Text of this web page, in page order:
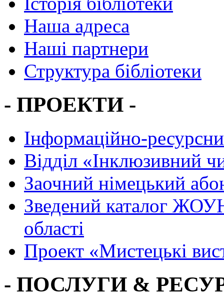
Наша адреса
Наші партнери
Структура бібліотеки
- ПРОЕКТИ -
Інформаційно-
Вiддiл «Інклюзивний
Заочний німецький
Зведений каталог
області
Проект «Мистецькі
- ПОСЛУГИ &